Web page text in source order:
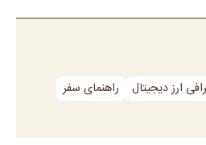
ارز دیجیتال
راهنمای سفر